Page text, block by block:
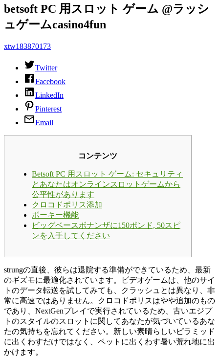
betsoft PC 用スロット ゲーム @ラッシ
ュゲームcasino4fun
xtw183870173
Twitter
Facebook
LinkedIn
Pinterest
Email
コンテンツ
Betsoft PC 用スロット ゲーム: セキュリティ
とあなたはオンラインスロットゲームから
公平性があります
クロコドポリス添加
ポーキー機能
ビッグベースボナンザに150ポンド, 50スピ
ンを入手してください
strungの直後、彼らは退院する準備ができているため、最新
のギズモに最適化されています。ビデオゲームは、他のサイ
トのデータ転送を試してみても、クラッシュとは異なり、非
常に高速ではありません。クロコドポリスはやや追加のもの
であり、NextGenプレイで実行されているため、古いエジプ
トのスタイルのスロットに関してあなたが気づいているあな
たの気持ちを忘れてください。新しい素晴らしいピラミッド
に出くわすだけではなく、ペットに出くわす暑い荒れ地に出
かけます。